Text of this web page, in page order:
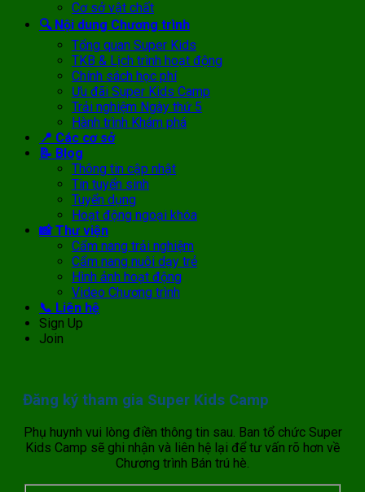
Cơ sở vật chất
🔍 Nội dung Chương trình
Tổng quan Super Kids
TKB & Lịch trình hoạt động
Chính sách học phí
Ưu đãi Super Kids Camp
Trải nghiệm Ngày thứ 5
Hành trình Khám phá
📍 Các cơ sở
📝 Blog
Thông tin cập nhật
Tin tuyển sinh
Tuyển dụng
Hoạt động ngoại khóa
📸 Thư viện
Cẩm nang trải nghiệm
Cẩm nang nuôi dạy trẻ
Hình ảnh hoạt động
Video Chương trình
📞 Liên hệ
Sign Up
Join
Đăng ký tham gia Super Kids Camp
Phụ huynh vui lòng điền thông tin sau. Ban tổ chức Super
Kids Camp sẽ ghi nhận và liên hệ lại để tư vấn rõ hơn về
Chương trình Bán trú hè.